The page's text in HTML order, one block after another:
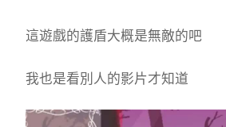
這遊戲的護盾大概是無敵的吧
我也是看別人的影片才知道